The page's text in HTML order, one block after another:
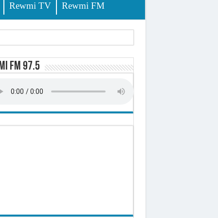
Rewmi TV Rewmi FM
octroyé
milliards de francs CFA
FM 97.5